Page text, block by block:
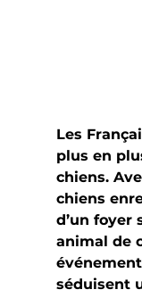
Les
plus en
chiens.
chiens
d’un foyer
animal de
séduisent